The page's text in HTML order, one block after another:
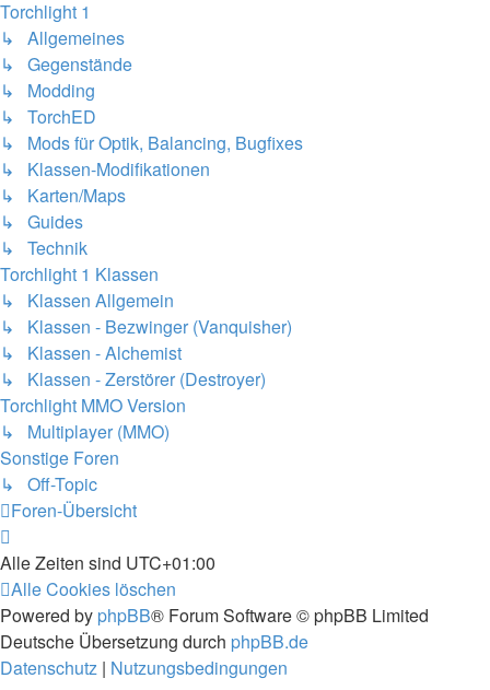
Torchlight 1
↳ Allgemeines
↳ Gegenstände
↳ Modding
↳ TorchED
↳ Mods für Optik, Balancing, Bugfixes
↳ Klassen-Modifikationen
↳ Karten/Maps
↳ Guides
↳ Technik
Torchlight 1 Klassen
↳ Klassen Allgemein
↳ Klassen - Bezwinger (Vanquisher)
↳ Klassen - Alchemist
↳ Klassen - Zerstörer (Destroyer)
Torchlight MMO Version
↳ Multiplayer (MMO)
Sonstige Foren
↳ Off-Topic
Foren-Übersicht
Alle Zeiten sind UTC+01:00
Alle Cookies löschen
Powered by phpBB® Forum Software © phpBB Limited
Deutsche Übersetzung durch phpBB.de
Datenschutz | Nutzungsbedingungen